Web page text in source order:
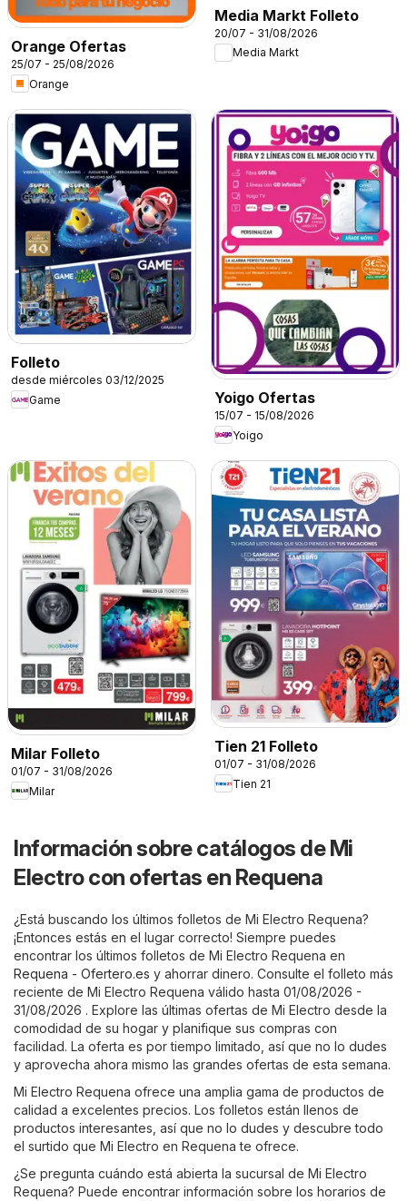
Orange Ofertas
25/07 - 25/08/2026
Orange
Media Markt Folleto
20/07 - 31/08/2026
Media Markt
Folleto
desde miércoles 03/12/2025
Game
Yoigo Ofertas
15/07 - 15/08/2026
Yoigo
Milar Folleto
01/07 - 31/08/2026
Milar
Tien 21 Folleto
01/07 - 31/08/2026
Tien 21
Información sobre catálogos de Mi
Electro con ofertas en Requena
¿Está buscando los últimos folletos de Mi Electro Requena?
¡Entonces estás en el lugar correcto! Siempre puedes
encontrar los últimos folletos de Mi Electro Requena en
Requena - Ofertero.es y ahorrar dinero. Consulte el folleto más
reciente de Mi Electro Requena válido hasta 01/08/2026 -
31/08/2026 . Explore las últimas ofertas de Mi Electro desde la
comodidad de su hogar y planifique sus compras con
facilidad. La oferta es por tiempo limitado, así que no lo dudes
y aprovecha ahora mismo las grandes ofertas de esta semana.
Mi Electro Requena ofrece una amplia gama de productos de
calidad a excelentes precios. Los folletos están llenos de
productos interesantes, así que no lo dudes y descubre todo
el surtido que Mi Electro en Requena te ofrece.
¿Se pregunta cuándo está abierta la sucursal de Mi Electro
Requena? Puede encontrar información sobre los horarios de